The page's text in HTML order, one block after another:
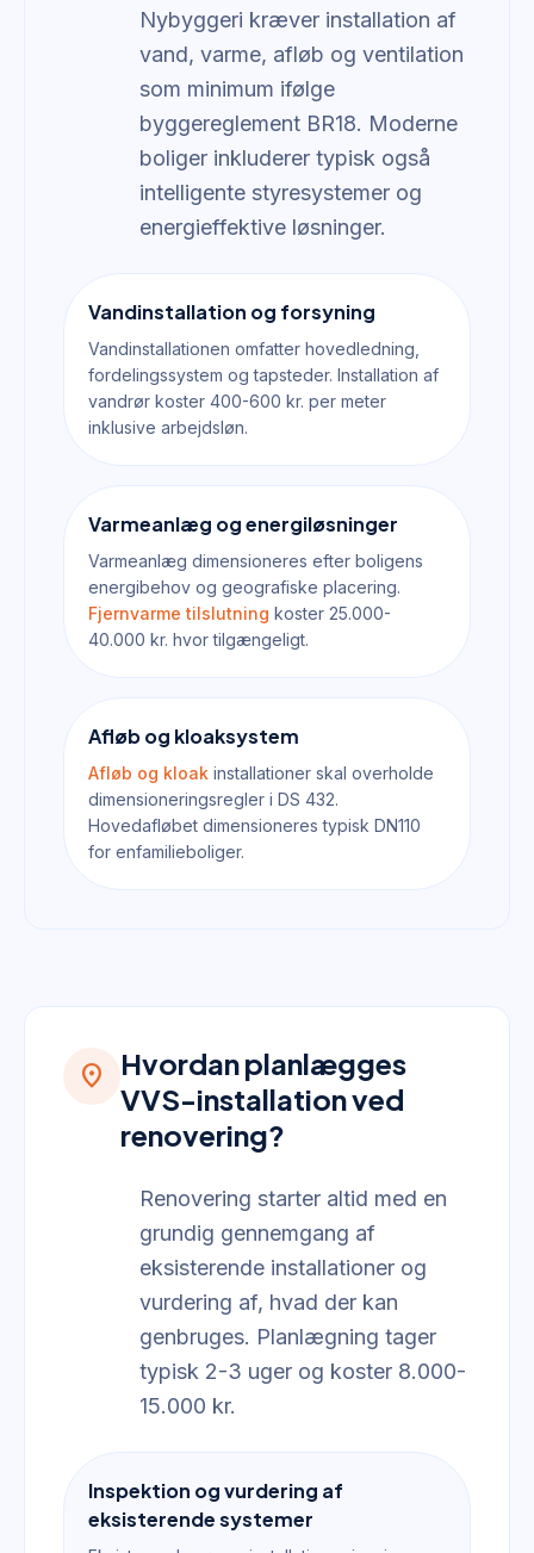
Nybyggeri kræver installation af
vand, varme, afløb og ventilation
som minimum ifølge
byggereglement BR18. Moderne
boliger inkluderer typisk også
intelligente styresystemer og
energieffektive løsninger.
Vandinstallation og forsyning
Vandinstallationen omfatter hovedledning,
fordelingssystem og tapsteder. Installation af
vandrør koster 400-600 kr. per meter
inklusive arbejdsløn.
Varmeanlæg og energiløsninger
Varmeanlæg dimensioneres efter boligens
energibehov og geografiske placering.
Fjernvarme tilslutning koster 25.000-
40.000 kr. hvor tilgængeligt.
Afløb og kloaksystem
Afløb og kloak installationer skal overholde
dimensioneringsregler i DS 432.
Hovedafløbet dimensioneres typisk DN110
for enfamilieboliger.
location_on
Hvordan planlægges
VVS-installation ved
renovering?
Renovering starter altid med en
grundig gennemgang af
eksisterende installationer og
vurdering af, hvad der kan
genbruges. Planlægning tager
typisk 2-3 uger og koster 8.000-
15.000 kr.
Inspektion og vurdering af
eksisterende systemer